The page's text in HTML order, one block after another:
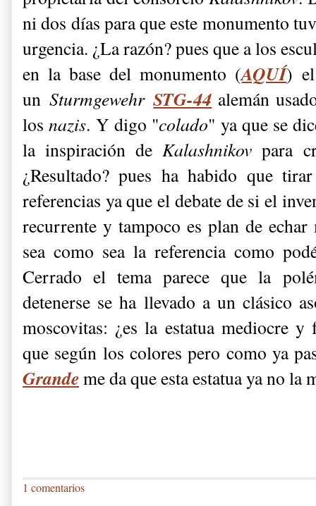
ni dos días para que este monumento
urgencia. ¿La razón? pues que a los
en la base del monumento (AQUÍ) el
unSturmgewehr STG-44 alemán
losnazis. Y digo "colado" ya que se
la inspiración de Kalashnikovpara
¿Resultado? pues ha habido que
referencias ya que el debate de si el
recurrente y tampoco es plan de
sea como sea la referencia como
Cerrado el tema parece que la
detenerse se ha llevado a un clásico
moscovitas: ¿es la estatua mediocre y
que según los colores pero como ya
Grande me da que esta estatua ya no la
1 comentarios